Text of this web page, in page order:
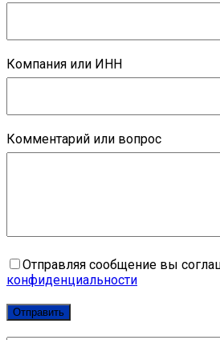
Компания или ИНН
Комментарий или вопрос
Отправляя сообщение вы
конфиденциальности